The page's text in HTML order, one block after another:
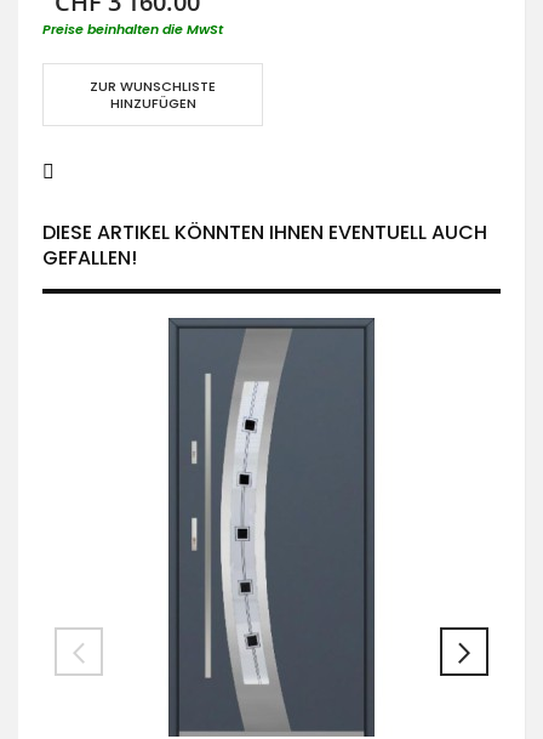
Preise beinhalten die MwSt
ZUR WUNSCHLISTE
HINZUFÜGEN
DIESE ARTIKEL KÖNNTEN IHNEN EVENTUELL AUCH
GEFALLEN!